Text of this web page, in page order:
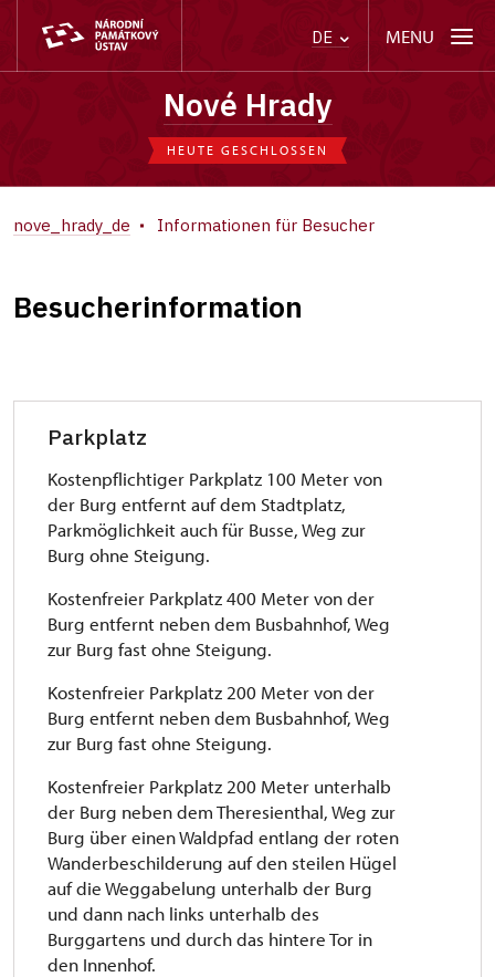
DE MENU
Nové Hrady
HEUTE GESCHLOSSEN
nove_hrady_de Informationen für Besucher
Besucherinformation
Parkplatz
Kostenpflichtiger Parkplatz 100 Meter von
der Burg entfernt auf dem Stadtplatz,
Parkmöglichkeit auch für Busse, Weg zur
Burg ohne Steigung.
Kostenfreier Parkplatz 400 Meter von der
Burg entfernt neben dem Busbahnhof, Weg
zur Burg fast ohne Steigung.
Kostenfreier Parkplatz 200 Meter von der
Burg entfernt neben dem Busbahnhof, Weg
zur Burg fast ohne Steigung.
Kostenfreier Parkplatz 200 Meter unterhalb
der Burg neben dem Theresienthal, Weg zur
Burg über einen Waldpfad entlang der roten
Wanderbeschilderung auf den steilen Hügel
auf die Weggabelung unterhalb der Burg
und dann nach links unterhalb des
Burggartens und durch das hintere Tor in
den Innenhof.